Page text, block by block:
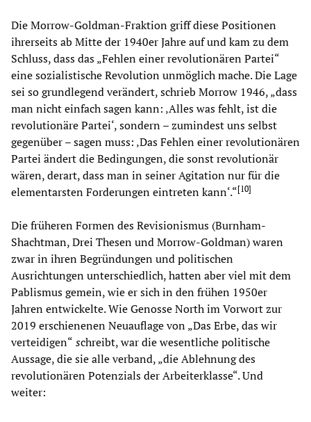
Die Morrow-Goldman-Fraktion griff diese Positionen
ihrerseits ab Mitte der 1940er Jahre auf und kam zu dem
Schluss, dass das „Fehlen einer revolutionären Partei“
eine sozialistische Revolution unmöglich mache. Die Lage
sei so grundlegend verändert, schrieb Morrow 1946, „dass
man nicht einfach sagen kann: ‚Alles was fehlt, ist die
revolutionäre Partei‘, sondern – zumindest uns selbst
gegenüber – sagen muss: ‚Das Fehlen einer revolutionären
Partei ändert die Bedingungen, die sonst revolutionär
wären, derart, dass man in seiner Agitation nur für die
elementarsten Forderungen eintreten kann‘.“[10]
Die früheren Formen des Revisionismus (Burnham-
Shachtman, Drei Thesen und Morrow-Goldman) waren
zwar in ihren Begründungen und politischen
Ausrichtungen unterschiedlich, hatten aber viel mit dem
Pablismus gemein, wie er sich in den frühen 1950er
Jahren entwickelte. Wie Genosse North im Vorwort zur
2019 erschienenen Neuauflage von „Das Erbe, das wir
verteidigen“ schreibt, war die wesentliche politische
Aussage, die sie alle verband, „die Ablehnung des
revolutionären Potenzials der Arbeiterklasse“. Und
weiter: